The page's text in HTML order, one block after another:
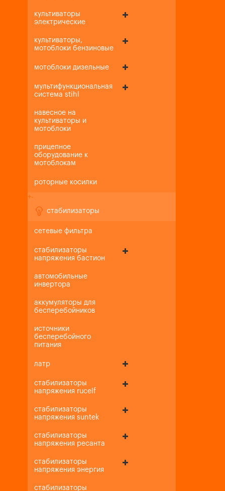
культиваторы
электрические
культиваторы,
мотоблоки бензиновые
мотоблоки дизельные
мультифункциональная
система stihl
навесное на
культиваторы и
мотоблоки
прицепное
оборудование к
мотоблокам
роторные косилки
+-
стабилизаторы
сетевые фильтра
стабилизаторы
напряжения бастион
автомобильные
инвертора
аккумуляторы для
бесперебойников
источники
бесперебойного
питания
латр
стабилизаторы
напряжения rucelf
стабилизаторы
напряжения suntek
стабилизаторы
напряжения ресанта
стабилизаторы
напряжения энергия
стабилизаторы